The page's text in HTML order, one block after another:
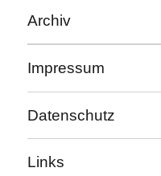
Archiv
Impressum
Datenschutz
Links